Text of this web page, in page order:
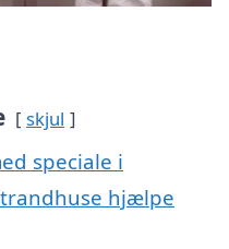
skjul
speciale i
hjælpe